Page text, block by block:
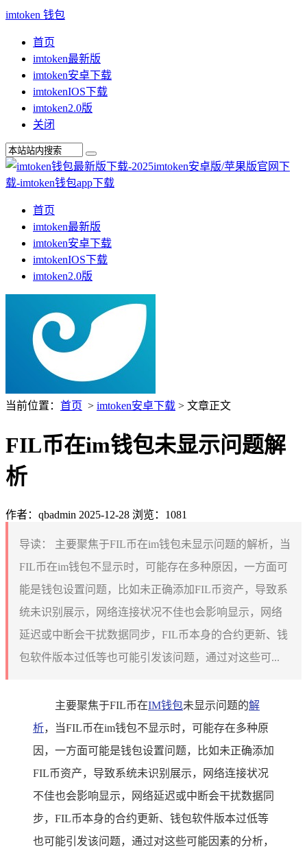
imtoken 钱包
首页
imtoken最新版
imtoken安卓下载
imtokenIOS下载
imtoken2.0版
关闭
首页
imtoken最新版
imtoken安卓下载
imtokenIOS下载
imtoken2.0版
当前位置： 首页 > imtoken安卓下载 > 文章正文
FIL币在im钱包未显示问题解
析
作者：qbadmin 2025-12-28 浏览：1081
导读：
主要聚焦于FIL币在im钱包未显示问题的解析，当
FIL币在im钱包不显示时，可能存在多种原因，一方面可
能是钱包设置问题，比如未正确添加FIL币资产，导致系
统未识别展示，网络连接状况不佳也会影响显示，网络
延迟或中断会干扰数据同步，FIL币本身的合约更新、钱
包软件版本过低等也可能引发该问题，通过对这些可...
主要聚焦于FIL币在IM钱包未显示问题的解
析，当FIL币在im钱包不显示时，可能存在多种原
因，一方面可能是钱包设置问题，比如未正确添加
FIL币资产，导致系统未识别展示，网络连接状况
不佳也会影响显示，网络延迟或中断会干扰数据同
步，FIL币本身的合约更新、钱包软件版本过低等
也可能引发该问题，通过对这些可能因素的分析，